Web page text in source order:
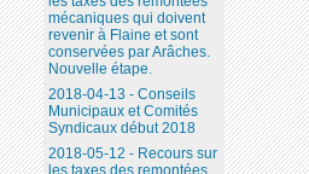
mécaniques qui doivent
revenir à Flaine et sont
conservées par Arâches.
Nouvelle étape.
2018-04-13 - Conseils
Municipaux et Comités
Syndicaux début 2018
2018-05-12 - Recours sur